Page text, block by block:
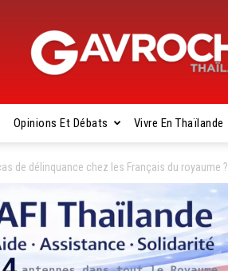
Gavroche
Thaïlande
Opinions Et Débats Vivre En Thaïlande
de délinquance chez les Français du royaume ?